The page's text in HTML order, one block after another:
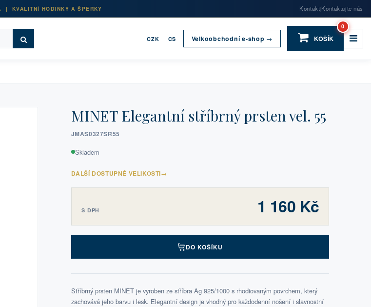
| KVALITNÍ HODINKY A ŠPERKY Kontakt|Kontaktujte nás
CZK CS Velkoobchodní e-shop → KOŠÍK
0
MINET Elegantní stříbrný prsten vel. 55
JMAS0327SR55
Skladem
DALŠÍ DOSTUPNÉ VELIKOSTI→
S DPH 1 160 Kč
DO KOŠÍKU
Stříbrný prsten MINET je vyroben ze stříbra Ag 925/1000 s rhodiovaným povrchem, který
zachovává jeho barvu i lesk. Elegantní design je vhodný pro každodenní nošení i slavnostní